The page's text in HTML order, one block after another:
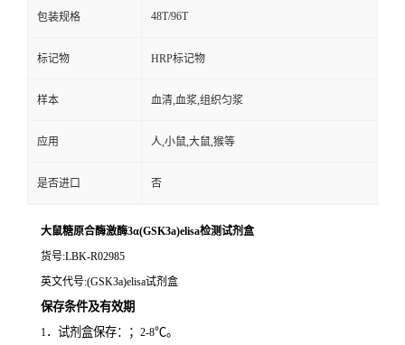
包装规格 48T/96T
标记物 HRP标记物
样本 血清,血浆,组织匀浆
应用 人,小鼠,大鼠,猴等
是否进口 否
大鼠糖原合酶激酶3α(GSK3a)elisa检测试剂盒
货号:LBK-R02985
英文代号:(GSK3a)elisa试剂盒
保存条件及有效期
1．试剂盒保存：； 2-8℃。